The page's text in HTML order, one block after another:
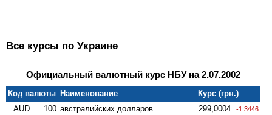
Все курсы по Украине
Официальный валютный курс НБУ на 2.07.2002
Код валюты Наименование
Курс (грн.)
AUD
100 австралийских долларов 299,0004 -1.3446